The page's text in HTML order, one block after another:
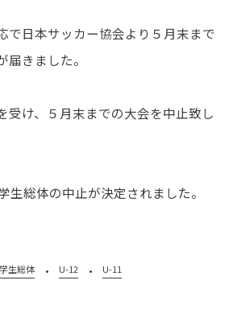
で日本サッカー協会より５月末まで
きました。
受け、５月末までの大会を中止致し
総体の中止が決定されました。
生総体 U-12 U-11